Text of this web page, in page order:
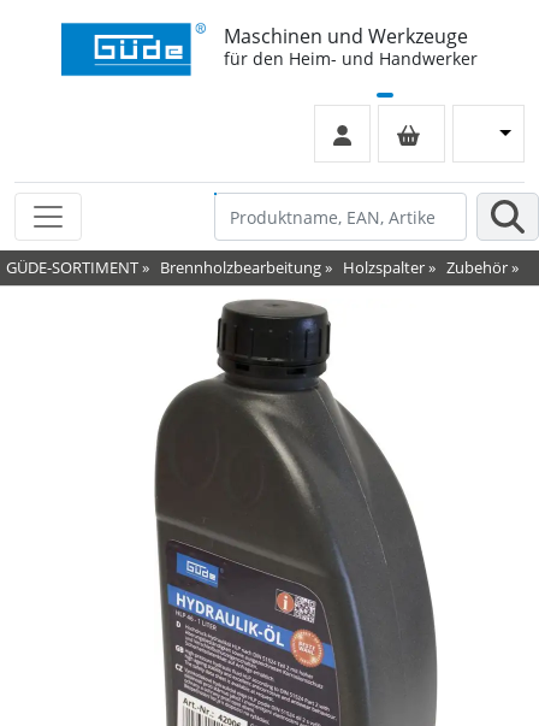
Maschinen und Werkzeuge
für den Heim- und Handwerker
GÜDE-SORTIMENT» Brennholzbearbeitung» Holzspalter» Zubehör»